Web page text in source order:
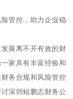
管控，助力企业稳
展离不开有效的财
家具有丰富经验和
务合规和风险管控
深圳鲲鹏志财务公